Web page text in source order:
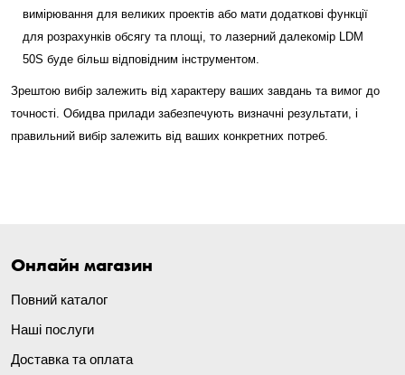
вимірювання для великих проектів або мати додаткові функції
для розрахунків обсягу та площі, то лазерний далекомір LDM
50S буде більш відповідним інструментом.
Зрештою вибір залежить від характеру ваших завдань та вимог до
точності. Обидва прилади забезпечують визначні результати, і
правильний вибір залежить від ваших конкретних потреб.
Онлайн магазин
Повний каталог
Наші послуги
Доставка та оплата